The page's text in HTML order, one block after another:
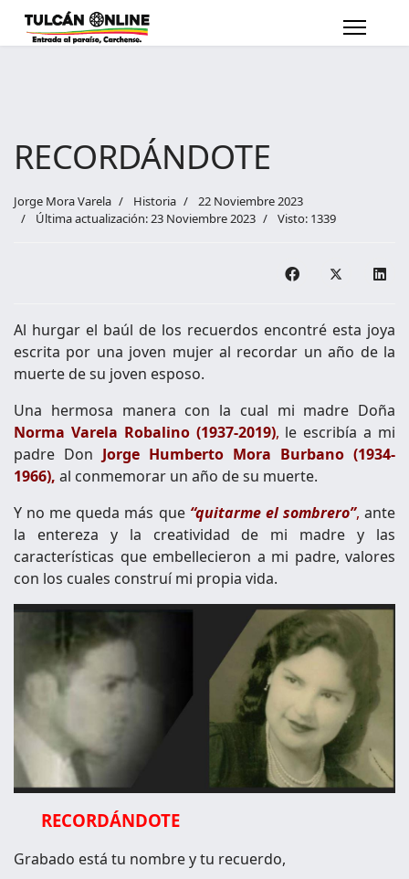
RECORDÁNDOTE
Jorge Mora Varela Historia
22 Noviembre 2023
Última actualización: 23 Noviembre 2023
Visto: 1339
Al hurgar el baúl de los recuerdos encontré esta joya
escrita por una joven mujer al recordar un año de la
muerte de su joven esposo.
Una hermosa manera con la cual mi madre Doña
Norma Varela Robalino (1937-2019), le escribía a mi
padre Don Jorge Humberto Mora Burbano (1934-
1966), al conmemorar un año de su muerte.
Y no me queda más que “quitarme el sombrero”, ante
la entereza y la creatividad de mi madre y las
características que embellecieron a mi padre, valores
con los cuales construí mi propia vida.
RECORDÁNDOTE
Grabado está tu nombre y tu recuerdo,